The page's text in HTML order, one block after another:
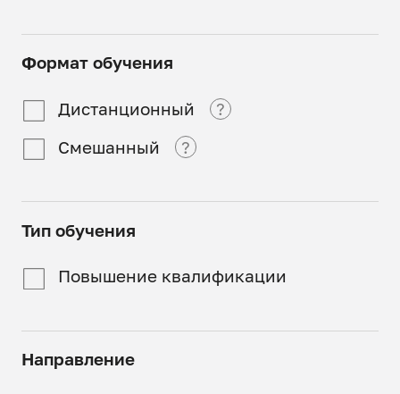
Формат обучения
Дистанционный ?
реализуется полностью
Смешанный ?
Смешанный
проходит онлайн, часть
Тип обучения
Повышение квалификации
Направление